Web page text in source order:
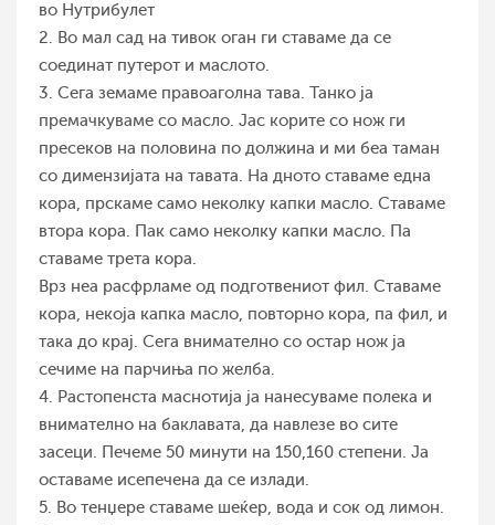
во Нутрибулет
2. Во мал сад на тивок оган ги ставаме да се
соединат путерот и маслото.
3. Сега земаме правоаголна тава. Танко ја
премачкуваме со масло. Јас корите со нож ги
пресеков на половина по должина и ми беа таман
со димензијата на тавата. На дното ставаме една
кора, прскаме само неколку капки масло. Ставаме
втора кора. Пак само неколку капки масло. Па
ставаме трета кора.
Врз неа расфрламе од подготвениот фил. Ставаме
кора, некоја капка масло, повторно кора, па фил, и
така до крај. Сега внимателно со остар нож ја
сечиме на парчиња по желба.
4. Растопенста маснотија ја нанесуваме полека и
внимателно на баклавата, да навлезе во сите
засеци. Печеме 50 минути на 150,160 степени. Ја
оставаме исепечена да се излади.
5. Во тенџере ставаме шеќер, вода и сок од лимон.